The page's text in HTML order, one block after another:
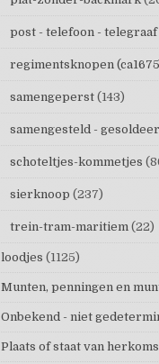
post - telefoon - telegraaf
regimentsknopen
samengeperst (143)
samengesteld -
schoteltjes-kommetjes
sierknoop (237)
trein-tram-maritiem (22)
loodjes (1125)
Munten, penningen en
Onbekend - niet
Plaats of staat van